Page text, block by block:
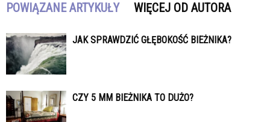
POWIĄZANE ARTYKUŁY WIĘCEJ OD AUTORA
JAK SPRAWDZIĆ GŁĘBOKOŚĆ BIEŻNIKA?
CZY 5 MM BIEŻNIKA TO DUŻO?